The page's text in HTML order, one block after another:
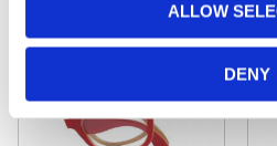
ALLOW
DENY
20% Lägg till